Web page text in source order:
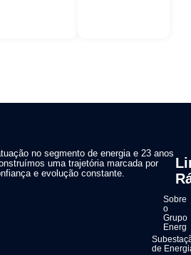
no segmento de energia e 23 anos
uma trajetória marcada por
e evolução constante.
Sobre
o
Grupo
Energ
de